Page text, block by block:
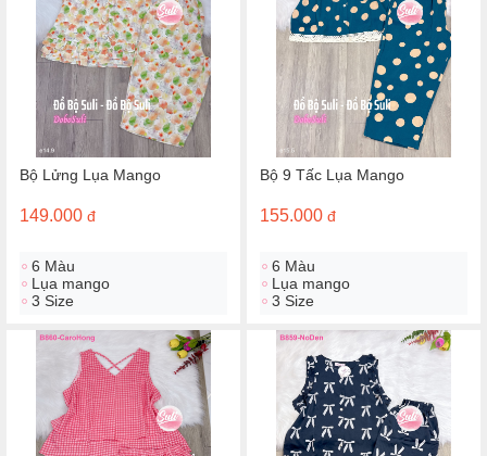
Bộ Lửng Lụa Mango
149.000 đ
6 Màu
Lụa mango
3 Size
Bộ 9 Tấc Lụa Mango
155.000 đ
6 Màu
Lụa mango
3 Size